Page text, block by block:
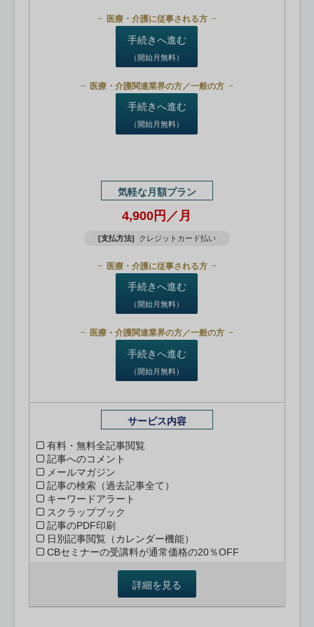
医療・介護に従事される方
手続きへ進む
（開始月無料）
医療・介護関連業界の方／一般の方
手続きへ進む
（開始月無料）
気軽な月額プラン
4,900円／月
[支払方法] クレジットカード払い
医療・介護に従事される方
手続きへ進む
（開始月無料）
医療・介護関連業界の方／一般の方
手続きへ進む
（開始月無料）
サービス内容
有料・無料全記事閲覧
記事へのコメント
メールマガジン
記事の検索（過去記事全て）
キーワードアラート
スクラップブック
記事のPDF印刷
日別記事閲覧（カレンダー機能）
CBセミナーの受講料が通常価格の20％OFF
詳細を見る